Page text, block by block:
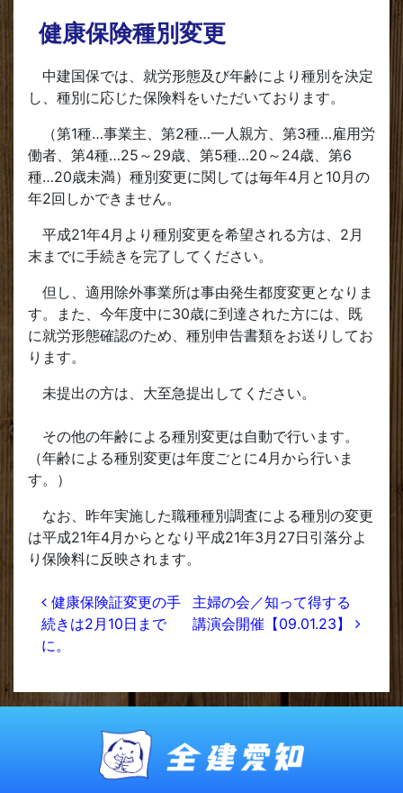
健康保険種別変更
中建国保では、就労形態及び年齢により種別を決定
し、種別に応じた保険料をいただいております。
（第1種…事業主、第2種…一人親方、第3種…雇用労
働者、第4種…25～29歳、第5種…20～24歳、第6
種…20歳未満）種別変更に関しては毎年4月と10月の
年2回しかできません。
平成21年4月より種別変更を希望される方は、2月
末までに手続きを完了してください。
但し、適用除外事業所は事由発生都度変更となりま
す。また、今年度中に30歳に到達された方には、既
に就労形態確認のため、種別申告書類をお送りしてお
ります。
未提出の方は、大至急提出してください。
その他の年齢による種別変更は自動で行います。
（年齢による種別変更は年度ごとに4月から行いま
す。）
なお、昨年実施した職種種別調査による種別の変更
は平成21年4月からとなり平成21年3月27日引落分よ
り保険料に反映されます。
投稿ナビゲーション
健康保険証変更の手
続きは2月10日まで
に。
主婦の会／知って得する
講演会開催【09.01.23】